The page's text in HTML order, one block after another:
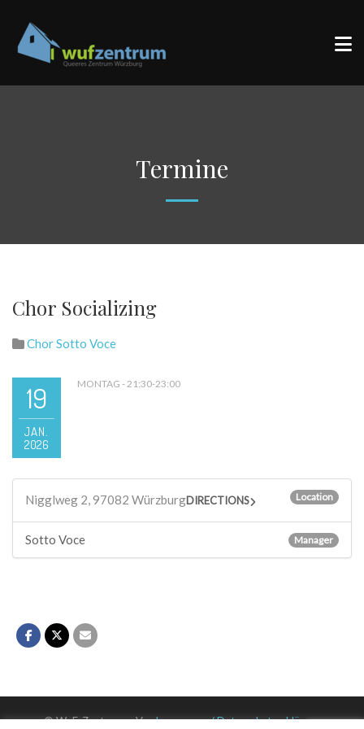
Termine
Chor Socializing
Chor Sotto Voce
19
JAN.
2026
MONTAG - 21:30-23:00
Nigglweg 2, 97082 Würzburg Location
DIRECTIONS
Sotto Voce Manager
© WuF-Zentrum e. V. –Impressum / Datenschutzerklärung